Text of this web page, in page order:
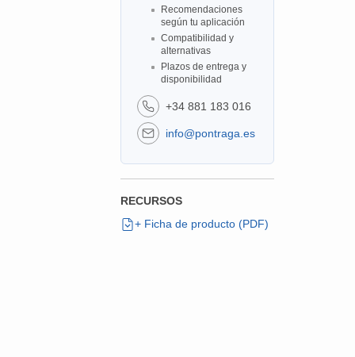
Recomendaciones
según tu aplicación
Compatibilidad y
alternativas
Plazos de entrega y
disponibilidad
+34 881 183 016
info@pontraga.es
RECURSOS
+ Ficha de producto (PDF)